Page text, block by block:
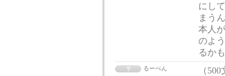
にし
まう
本人
のよ
るか
るーぺん
（